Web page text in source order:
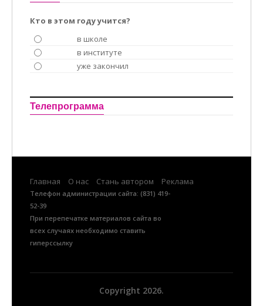
Кто в этом году учится?
в школе
в институте
уже закончил
Телепрограмма
Главная О нас Стань автором Реклама
Телефон администрации сайта: (831) 419-
52-39
При перепечатке материалов сайта во
всех случаях необходимо ставить
гиперссылку
Copyright 2026.